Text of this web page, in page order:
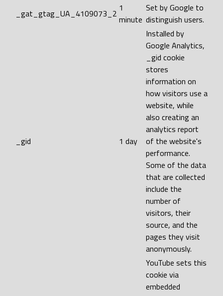
_gat_gtag_UA_4109073_2 1
minute
Set by Google to
distinguish users.
_gid 1 day
Installed by
Google Analytics,
_gid cookie
stores
information on
how visitors use a
website, while
also creating an
analytics report
of the website's
performance.
Some of the data
that are collected
include the
number of
visitors, their
source, and the
pages they visit
anonymously.
YouTube sets this
cookie via
embedded